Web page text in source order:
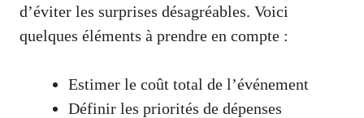
d’éviter les surprises désagréables. Voici
quelques éléments à prendre en compte :
Estimer le coût total de l’événement
Définir les priorités de dépenses